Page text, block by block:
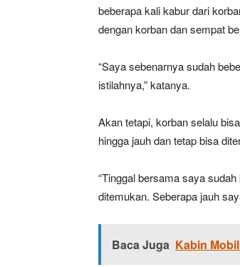
beberapa kali kabur dari
dengan korban dan sempat
“Saya sebenarnya sudah
istilahnya,” katanya.
Akan tetapi, korban selalu
hingga jauh dan tetap bisa
“Tinggal bersama saya
ditemukan. Seberapa jauh
Baca Juga Kabin